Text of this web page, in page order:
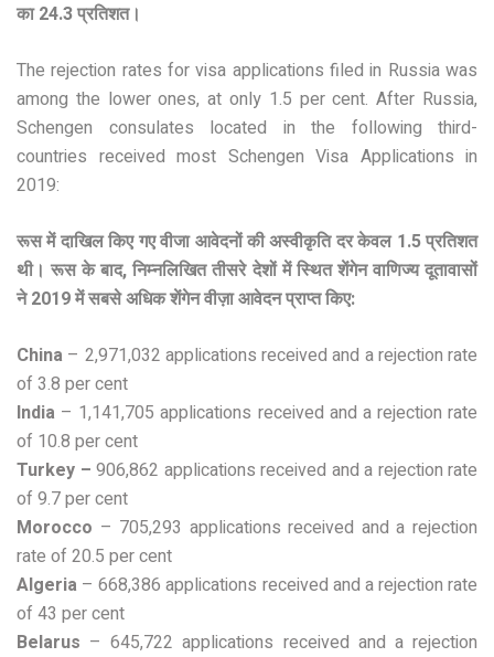
का 24.3 प्रतिशत।
The rejection rates for visa applications filed in Russia was
among the lower ones, at only 1.5 per cent. After Russia,
Schengen consulates located in the following third-
countries received most Schengen Visa Applications in
2019:
रूस में दाखिल किए गए वीजा आवेदनों की अस्वीकृति दर केवल 1.5 प्रतिशत
थी। रूस के बाद, निम्नलिखित तीसरे देशों में स्थित शेंगेन वाणिज्य दूतावासों
ने 2019 में सबसे अधिक शेंगेन वीज़ा आवेदन प्राप्त किए:
China – 2,971,032 applications received and a rejection rate
of 3.8 per cent
India – 1,141,705 applications received and a rejection rate
of 10.8 per cent
Turkey – 906,862 applications received and a rejection rate
of 9.7 per cent
Morocco – 705,293 applications received and a rejection
rate of 20.5 per cent
Algeria – 668,386 applications received and a rejection rate
of 43 per cent
Belarus – 645,722 applications received and a rejection